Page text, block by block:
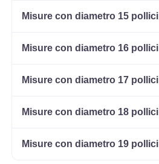
Misure con diametro 15 pollici
Misure con diametro 16 pollici
Misure con diametro 17 pollici
Misure con diametro 18 pollici
Misure con diametro 19 pollici